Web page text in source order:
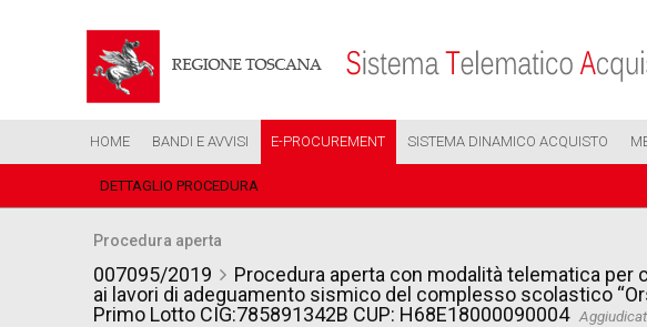
HOME BANDI E AVVISI E-PROCUREMENT SISTEMA DINAMICO ACQUISTO
DETTAGLIO PROCEDURA
Procedura aperta
007095/2019
Procedura aperta con modalità telematica per
ai lavori di adeguamento sismico del complesso scolastico
Primo Lotto CIG:785891342B CUP: H68E18000090004